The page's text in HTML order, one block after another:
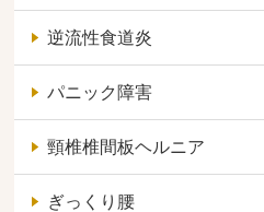
逆流性食道炎
パニック障害
頸椎椎間板ヘルニア
ぎっくり腰